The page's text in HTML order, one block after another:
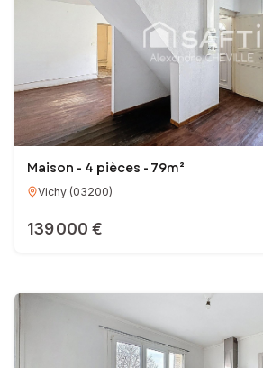
Maison - 4 pièces - 79m²
Vichy (03200)
139 000 €